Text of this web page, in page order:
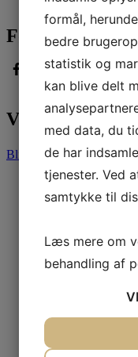
Følg med
Vores partnere
Bliv partner
formål,
bedre
statistik og
kan blive delt
med data, du
de har
tjenester. Ved
samtykke til
Læs mere om
behandling af